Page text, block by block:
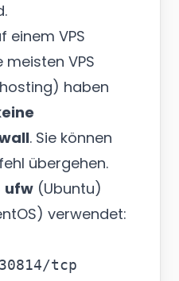
einem VPS
meisten VPS
haben
. Sie können
übergehen.
ufw (Ubuntu)
verwendet:
tcp